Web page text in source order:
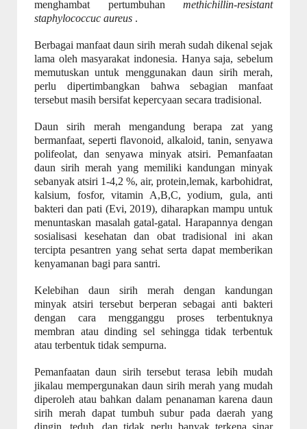
menghambat pertumbuhan methichillin-resistant
staphylococcuc aureus .
Berbagai manfaat daun sirih merah sudah dikenal sejak
lama oleh masyarakat indonesia. Hanya saja, sebelum
memutuskan untuk menggunakan daun sirih merah,
perlu dipertimbangkan bahwa sebagian manfaat
tersebut masih bersifat kepercyaan secara tradisional.
Daun sirih merah mengandung berapa zat yang
bermanfaat, seperti flavonoid, alkaloid, tanin, senyawa
polifeolat, dan senyawa minyak atsiri. Pemanfaatan
daun sirih merah yang memiliki kandungan minyak
sebanyak atsiri 1-4,2 %, air, protein,lemak, karbohidrat,
kalsium, fosfor, vitamin A,B,C, yodium, gula, anti
bakteri dan pati (Evi, 2019), diharapkan mampu untuk
menuntaskan masalah gatal-gatal. Harapannya dengan
sosialisasi kesehatan dan obat tradisional ini akan
tercipta pesantren yang sehat serta dapat memberikan
kenyamanan bagi para santri.
Kelebihan daun sirih merah dengan kandungan
minyak atsiri tersebut berperan sebagai anti bakteri
dengan cara mengganggu proses terbentuknya
membran atau dinding sel sehingga tidak terbentuk
atau terbentuk tidak sempurna.
Pemanfaatan daun sirih tersebut terasa lebih mudah
jikalau mempergunakan daun sirih merah yang mudah
diperoleh atau bahkan dalam penanaman karena daun
sirih merah dapat tumbuh subur pada daerah yang
dingin, teduh, dan tidak perlu banyak terkena sinar